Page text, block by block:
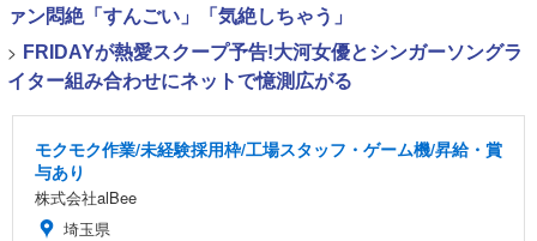
ァン悶絶「すんごい」「気絶しちゃう」
> FRIDAYが熱愛スクープ予告!大河女優とシンガーソングラ
イター組み合わせにネットで憶測広がる
モクモク作業/未経験採用枠/工場スタッフ・ゲーム機/昇給・賞
与あり
株式会社alBee
埼玉県